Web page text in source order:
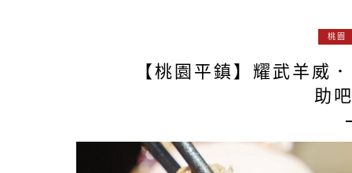
桃園
【桃園平鎮】耀武羊威
助